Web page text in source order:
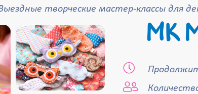
творческие мастер-классы для
МК